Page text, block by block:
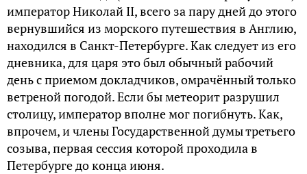
император Николай II, всего за пару дней до этого
вернувшийся из морского путешествия в Англию,
находился в Санкт-Петербурге. Как следует из его
дневника, для царя это был обычный рабочий
день с приемом докладчиков, омрачённый только
ветреной погодой. Если бы метеорит разрушил
столицу, император вполне мог погибнуть. Как,
впрочем, и члены Государственной думы третьего
созыва, первая сессия которой проходила в
Петербурге до конца июня.